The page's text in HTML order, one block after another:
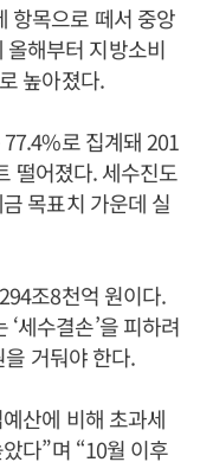
항목으로 떼서 중앙
해부터 지방소비
높아졌다.
로 집계돼 201
떨어졌다. 세수진도
목표치 가운데 실
조8천억 원이다.
세수결손’을 피하려
거둬야 한다.
산에 비해 초과세
다”며 “10월 이후